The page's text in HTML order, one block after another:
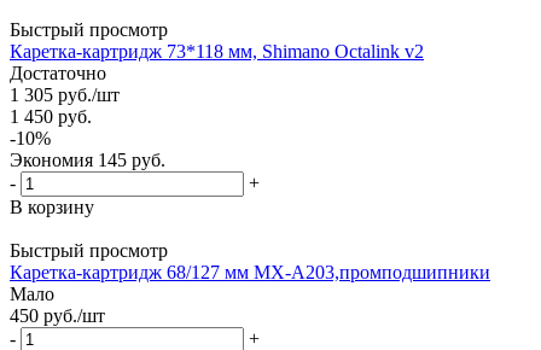
Быстрый просмотр
Каретка-картридж 73*118 мм, Shimano Octalink v2
Достаточно
1 305 руб./шт
1 450 руб.
-10%
Экономия 145 руб.
-
+
В корзину
Быстрый просмотр
Каретка-картридж 68/127 мм MX-A203,промподшипники
Мало
450 руб./шт
-
+